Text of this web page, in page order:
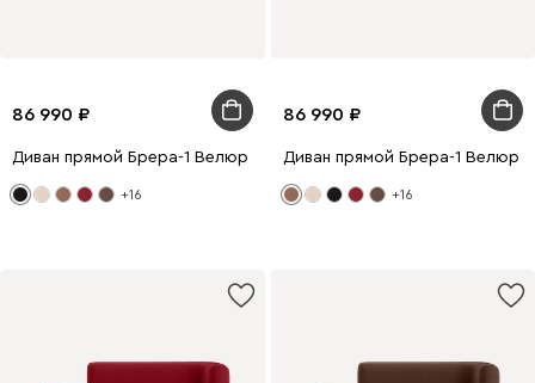
86 990
Диван прямой Брера-1 Велюр Черный
+16
86 990
Диван прямой Брера-1 Велюр
+16